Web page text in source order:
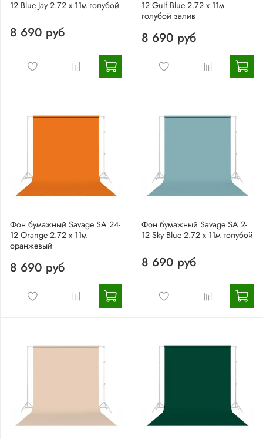
12 Blue Jay 2.72 x 11м голубой
8 690 руб
12 Gulf Blue 2.72 x 11м
голубой залив
8 690 руб
Фон бумажный Savage SA 24-
12 Orange 2.72 x 11м
оранжевый
8 690 руб
Фон бумажный Savage SA 2-
12 Sky Blue 2.72 x 11м голубой
8 690 руб